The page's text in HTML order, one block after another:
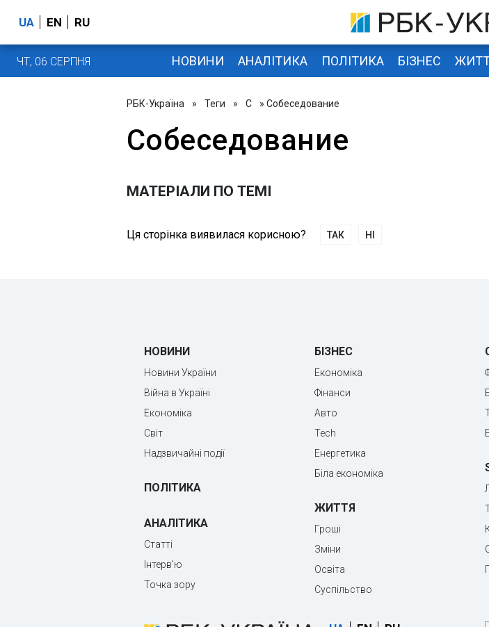
UA EN RU
ЧТ, 06 СЕРПНЯ НОВИНИ АНАЛІТИКА ПОЛІТИКА БІЗНЕС
РБК-Україна » Теги » С » Собеседование
Собеседование
МАТЕРІАЛИ ПО ТЕМІ
Ця сторінка виявилася корисною? ТАК НІ
НОВИНИ
Новини України
Війна в Україні
Економіка
Світ
Надзвичайні події
ПОЛІТИКА
АНАЛІТИКА
Статті
Інтерв'ю
Точка зору
БІЗНЕС
Економіка
Фінанси
Авто
Tech
Енергетика
Біла економіка
ЖИТТЯ
Гроші
Зміни
Освіта
Суспільство